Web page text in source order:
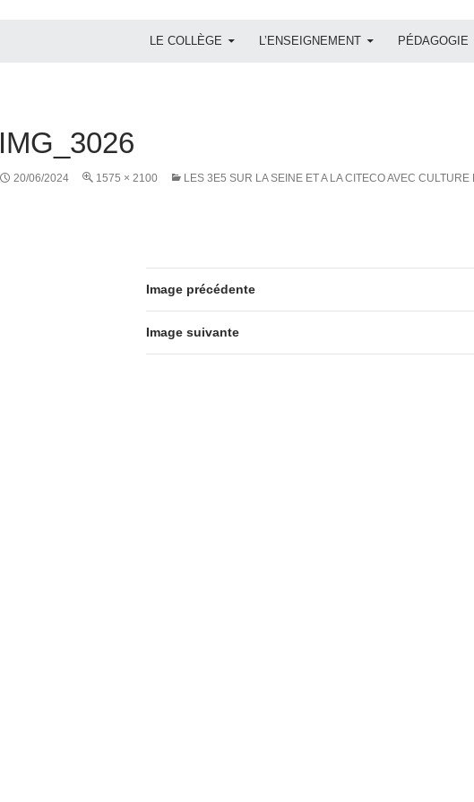
LE COLLÈGE L’ENSEIGNEMENT PÉDAGOGIE
IMG_3026
20/06/2024 1575 × 2100 LES 3E5 SUR LA SEINE ET A LA CITECO AVEC CULTURE
Image précédente
Image suivante